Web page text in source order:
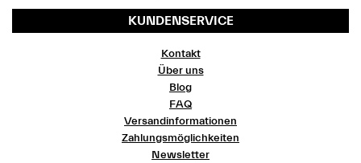
KUNDENSERVICE
Kontakt
Über uns
Blog
FAQ
Versandinformationen
Zahlungsmöglichkeiten
Newsletter